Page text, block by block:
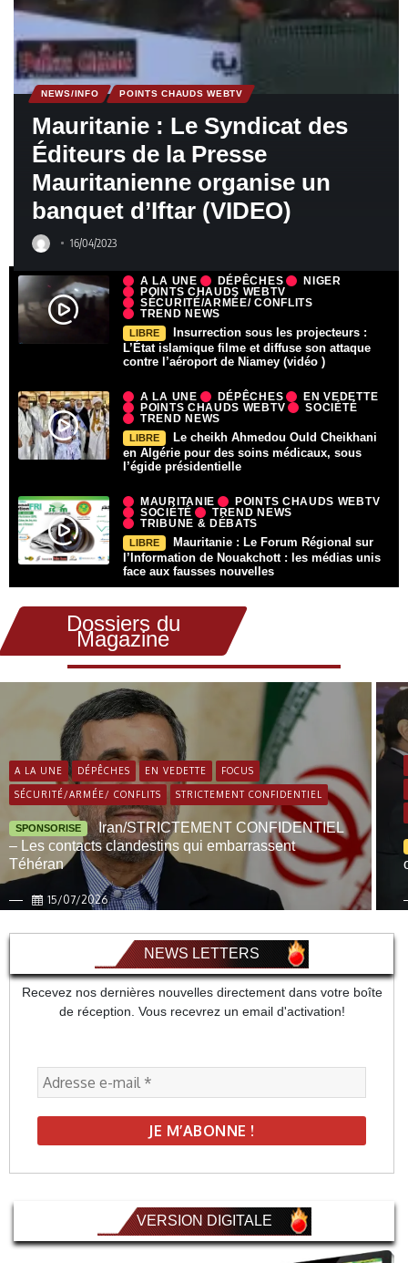
NEWS/INFO POINTS CHAUDS WEBTV
Mauritanie : Le Syndicat des
Éditeurs de la Presse
Mauritanienne organise un
banquet d’Iftar (VIDEO)
16/04/2023
A LA UNE DÉPÊCHES
NIGER
POINTS CHAUDS WEBTV
SÉCURITÉ/ARMÉE/ CONFLITS
TREND NEWS
LIBRE
Insurrection sous les projecteurs :
L’État islamique filme et diffuse son attaque
contre l’aéroport de Niamey (vidéo )
A LA UNE DÉPÊCHES
EN VEDETTE
POINTS CHAUDS WEBTV
SOCIÉTÉ
TREND NEWS
LIBRE
Le cheikh Ahmedou Ould Cheikhani
en Algérie pour des soins médicaux, sous
l’égide présidentielle
MAURITANIE
POINTS CHAUDS WEBTV
SOCIÉTÉ
TREND NEWS
TRIBUNE & DÉBATS
LIBRE
Mauritanie : Le Forum Régional sur
l’Information de Nouakchott : les médias unis
face aux fausses nouvelles
Dossiers du
Magazine
A LA UNE DÉPÊCHES EN VEDETTE FOCUS
SÉCURITÉ/ARMÉE/ CONFLITS STRICTEMENT CONFIDENTIEL
SPONSORISE
Iran/STRICTEMENT CONFIDENTIEL
– Les contacts clandestins qui embarrassent
Téhéran
15/07/2026
NEWS LETTERS
Recevez nos dernières nouvelles directement dans votre boîte
de réception. Vous recevrez un email d'activation!
VERSION DIGITALE